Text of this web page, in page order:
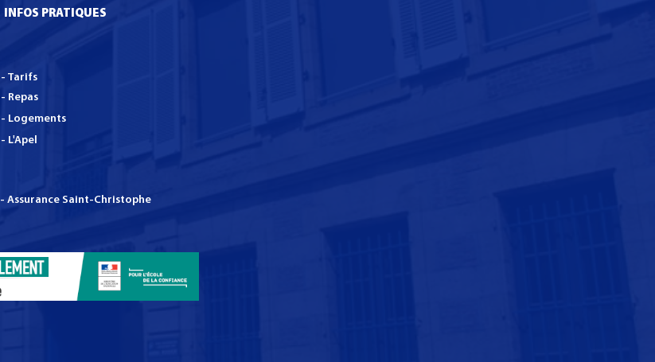
INFOS PRATIQUES
- Tarifs
- Repas
- Logements
- L'Apel
- Assurance Saint-Christophe